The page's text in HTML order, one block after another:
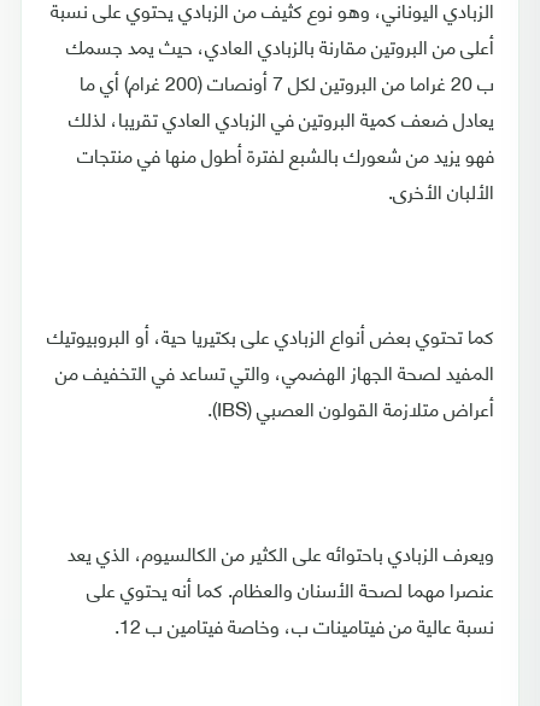
الزبادي اليوناني، وهو نوع كثيف من الزبادي يحتوي على نسبة
أعلى من البروتين مقارنة بالزبادي العادي، حيث يمد جسمك
ب 20 غراما من البروتين لكل 7 أونصات (200 غرام) أي ما
يعادل ضعف كمية البروتين في الزبادي العادي تقريبا، لذلك
فهو يزيد من شعورك بالشبع لفترة أطول منها في منتجات
الألبان الأخرى.
كما تحتوي بعض أنواع الزبادي على بكتيريا حية، أو البروبيوتيك
المفيد لصحة الجهاز الهضمي، والتي تساعد في التخفيف من
أعراض متلازمة القولون العصبي (IBS).
ويعرف الزبادي باحتوائه على الكثير من الكالسيوم، الذي يعد
عنصرا مهما لصحة الأسنان والعظام. كما أنه يحتوي على
نسبة عالية من فيتامينات ب، وخاصة فيتامين ب 12.